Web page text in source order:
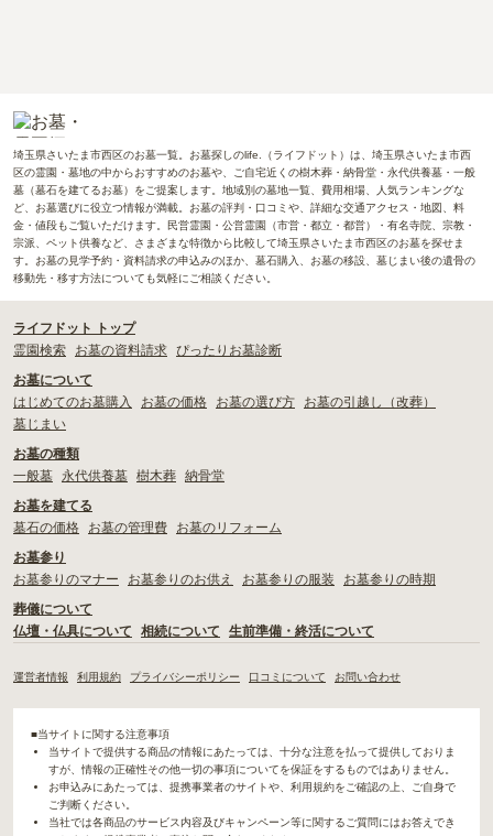
埼玉県さいたま市西区のお墓一覧。お墓探しのlife.（ライフドット）は、埼玉県さいたま市西
区の霊園・墓地の中からおすすめのお墓や、ご自宅近くの樹木葬・納骨堂・永代供養墓・一般
墓（墓石を建てるお墓）をご提案します。地域別の墓地一覧、費用相場、人気ランキングな
ど、お墓選びに役立つ情報が満載。お墓の評判・口コミや、詳細な交通アクセス・地図、料
金・値段もご覧いただけます。民営霊園・公営霊園（市営・都立・都営）・有名寺院、宗教・
宗派、ペット供養など、さまざまな特徴から比較して埼玉県さいたま市西区のお墓を探せま
す。お墓の見学予約・資料請求の申込みのほか、墓石購入、お墓の移設、墓じまい後の遺骨の
移動先・移す方法についても気軽にご相談ください。
ライフドット トップ
霊園検索
お墓の資料請求 ぴったりお墓診断
お墓について
はじめてのお墓購入
お墓の価格 お墓の選び方
お墓の引越し（改葬）
墓じまい
お墓の種類
一般墓
永代供養墓 樹木葬 納骨堂
お墓を建てる
墓石の価格
お墓の管理費
お墓のリフォーム
お墓参り
お墓参りのマナー
お墓参りのお供え お墓参りの服装
お墓参りの時期
葬儀について
仏壇・仏具について
相続について 生前準備・終活について
運営者情報 利用規約 プライバシーポリシー 口コミについて お問い合わせ
■当サイトに関する注意事項
当サイトで提供する商品の情報にあたっては、十分な注意を払って提供しておりま
すが、情報の正確性その他一切の事項についてを保証をするものではありません。
お申込みにあたっては、提携事業者のサイトや、利用規約をご確認の上、ご自身で
ご判断ください。
当社では各商品のサービス内容及びキャンペーン等に関するご質問にはお答えでき